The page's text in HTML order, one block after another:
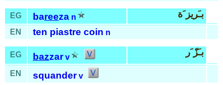
EG bareeza n بـَريز َة
EN ten piastre coin n
EG bazzar v بـَزّ َر
EN squander v